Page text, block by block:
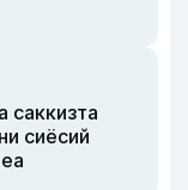
сиёсий